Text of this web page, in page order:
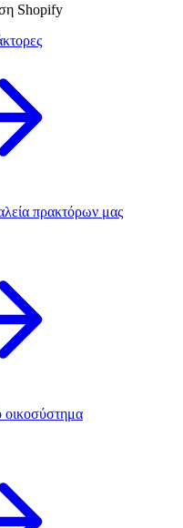
Shopify
πρακτόρων μας
οικοσύστημα